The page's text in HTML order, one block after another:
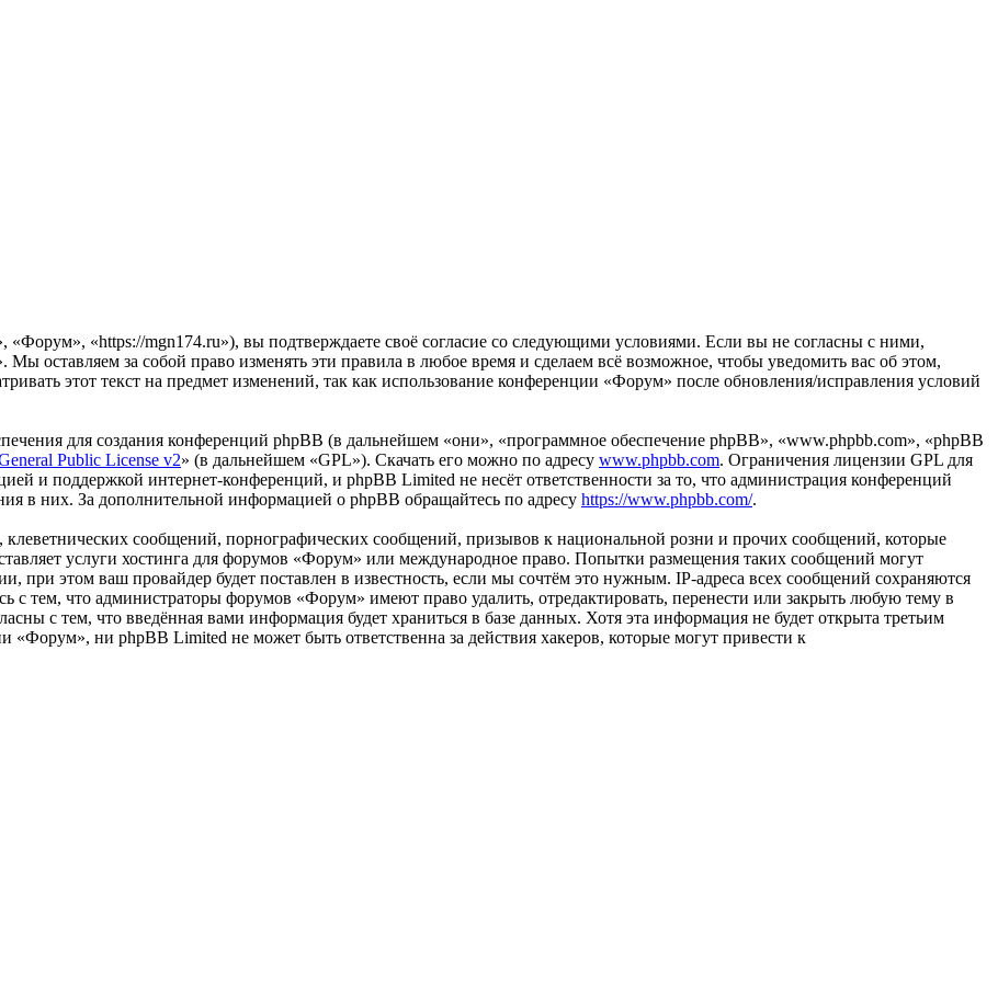
«https://mgn174.ru»), вы подтверждаете своё согласие со следующими условиями. Если вы не согласны с ними,
оставляем за собой право изменять эти правила в любое время и сделаем всё возможное, чтобы уведомить вас об этом,
этот текст на предмет изменений, так как использование конференции «Форум» после обновления/исправления условий
для создания конференций phpBB (в дальнейшем «они», «программное обеспечение phpBB», «www.phpbb.com», «phpBB
Public License v2» (в дальнейшем «GPL»). Скачать его можно по адресу www.phpbb.com. Ограничения лицензии GPL для
и поддержкой интернет-конференций, и phpBB Limited не несёт ответственности за то, что администрация конференций
в них. За дополнительной информацией о phpBB обращайтесь по адресу https://www.phpbb.com/.
сообщений, порнографических сообщений, призывов к национальной розни и прочих сообщений, которые
услуги хостинга для форумов «Форум» или международное право. Попытки размещения таких сообщений могут
этом ваш провайдер будет поставлен в известность, если мы сочтём это нужным. IP-адреса всех сообщений сохраняются
с тем, что администраторы форумов «Форум» имеют право удалить, отредактировать, перенести или закрыть любую тему в
с тем, что введённая вами информация будет храниться в базе данных. Хотя эта информация не будет открыта третьим
ни phpBB Limited не может быть ответственна за действия хакеров, которые могут привести к